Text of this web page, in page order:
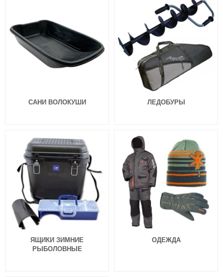
Длина приманки:45 мм
Вес приманки: 3.1 г
САНИ ВОЛОКУШИ ЛЕДОБУРЫ
ЯЩИКИ ЗИМНИЕ
РЫБОЛОВНЫЕ
ОДЕЖДА